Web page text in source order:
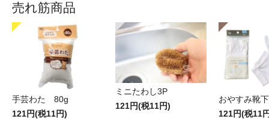
売れ筋商品
手芸わた 80g
121円(税11円)
ミニたわし3P
121円(税11円)
おやすみ靴下
121円(税11